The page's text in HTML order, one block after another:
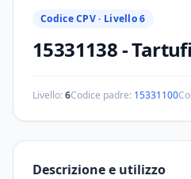
Codice CPV · Livello 6
15331138-Tartufi
Livello:6Codice padre: 15331100
Descrizione e utilizzo